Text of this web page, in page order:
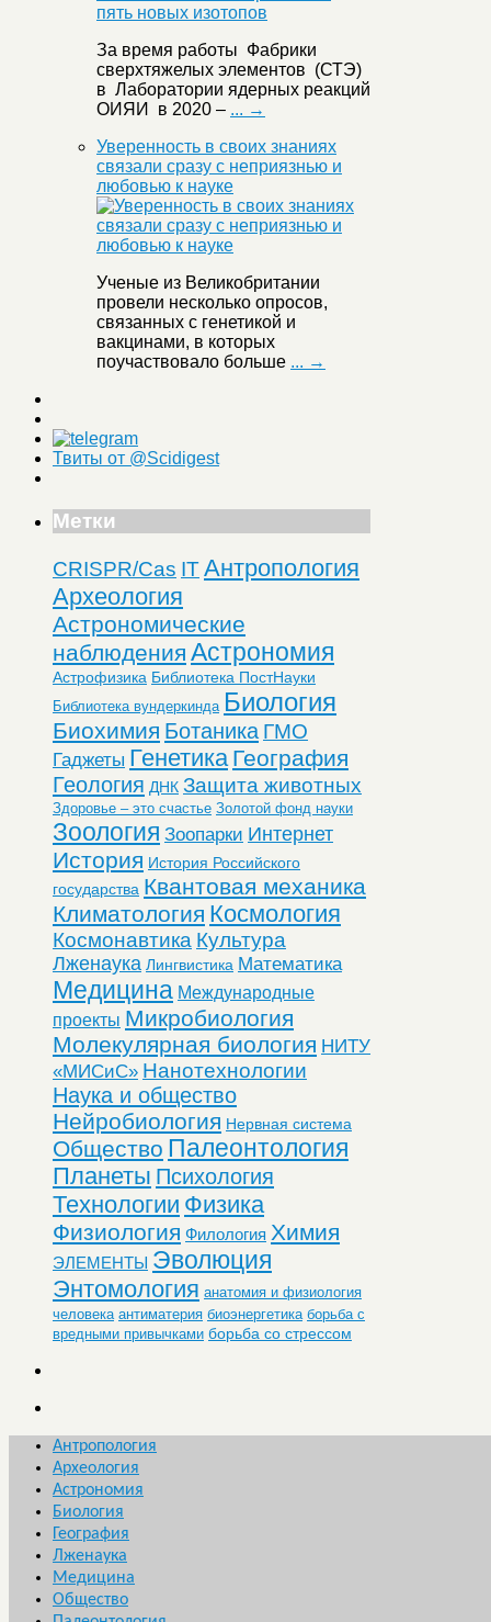
За время работы Фабрики
сверхтяжелых элементов (СТЭ)
в Лаборатории ядерных реакций
ОИЯИ в 2020 – ... →
Уверенность в своих знаниях
связали сразу с неприязнью и
любовью к науке
Ученые из Великобритании
провели несколько опросов,
связанных с генетикой и
вакцинами, в которых
поучаствовало больше ... →
Твиты от @Scidigest
Метки
CRISPR/Cas ITАнтропология
Археология
Астрономические
наблюдения Астрономия
Астрофизика Библиотека ПостНауки
Библиотека вундеркинда Биология
Биохимия Ботаника ГМО
Гаджеты Генетика География
Геология ДНК Защита животных
Здоровье – это счастье Золотой фонд науки
Зоология Зоопарки Интернет
История История Российского
государства Квантовая механика
Климатология Космология
Космонавтика Культура
Лженаука Лингвистика Математика
Медицина Международные
проекты Микробиология
Молекулярная биология НИТУ
«МИСиС» Нанотехнологии
Наука и общество
Нейробиология Нервная система
Общество Палеонтология
Планеты Психология
Технологии Физика
Физиология Филология Химия
ЭЛЕМЕНТЫ Эволюция
Энтомология анатомия и физиология
человека антиматерия биоэнергетика борьба с
вредными привычками борьба со стрессом
Антропология
Археология
Астрономия
Биология
География
Лженаука
Медицина
Общество